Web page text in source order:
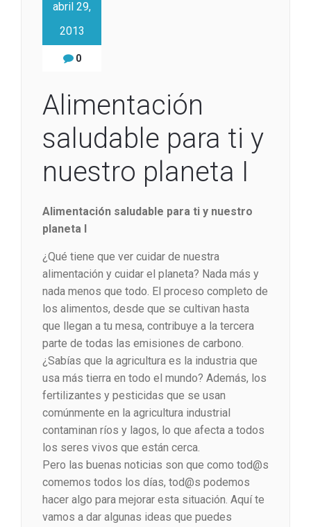
abril 29,
2013
0
Alimentación
saludable para ti y
nuestro planeta I
Alimentación saludable para ti y nuestro
planeta I
¿Qué tiene que ver cuidar de nuestra
alimentación y cuidar el planeta? Nada más y
nada menos que todo. El proceso completo de
los alimentos, desde que se cultivan hasta
que llegan a tu mesa, contribuye a la tercera
parte de todas las emisiones de carbono.
¿Sabías que la agricultura es la industria que
usa más tierra en todo el mundo? Además, los
fertilizantes y pesticidas que se usan
comúnmente en la agricultura industrial
contaminan ríos y lagos, lo que afecta a todos
los seres vivos que están cerca.
Pero las buenas noticias son que como tod@s
comemos todos los días, tod@s podemos
hacer algo para mejorar esta situación. Aquí te
vamos a dar algunas ideas que puedes